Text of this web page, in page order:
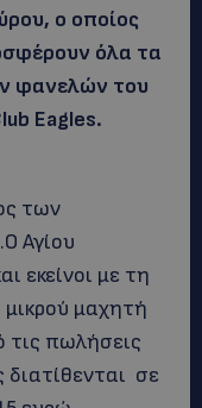
ο οποίος
όλα τα
φανελών του
Εagles.
των
Αγίου
εκείνοι με τη
μαχητή
πωλήσεις
σε